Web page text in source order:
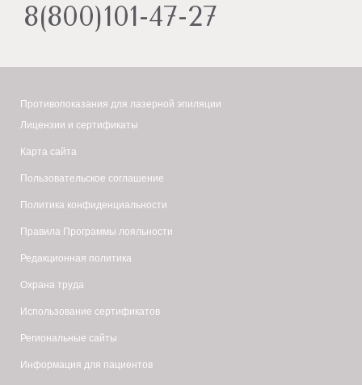
8(800)101-47-27
Противопоказания для лазерной эпиляции
Лицензии и сертификаты
Карта сайта
Пользовательское соглашение
Политика конфиденциальности
Правила Программы лояльности
Редакционная политика
Охрана труда
Использование сертификатов
Региональные сайты
Информация для пациентов